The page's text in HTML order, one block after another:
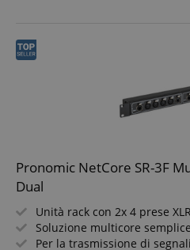
Pronomic NetCore SR-3F
Dual
Unità rack con 2x 4 prese
Soluzione multicore semplice
Per la trasmissione di